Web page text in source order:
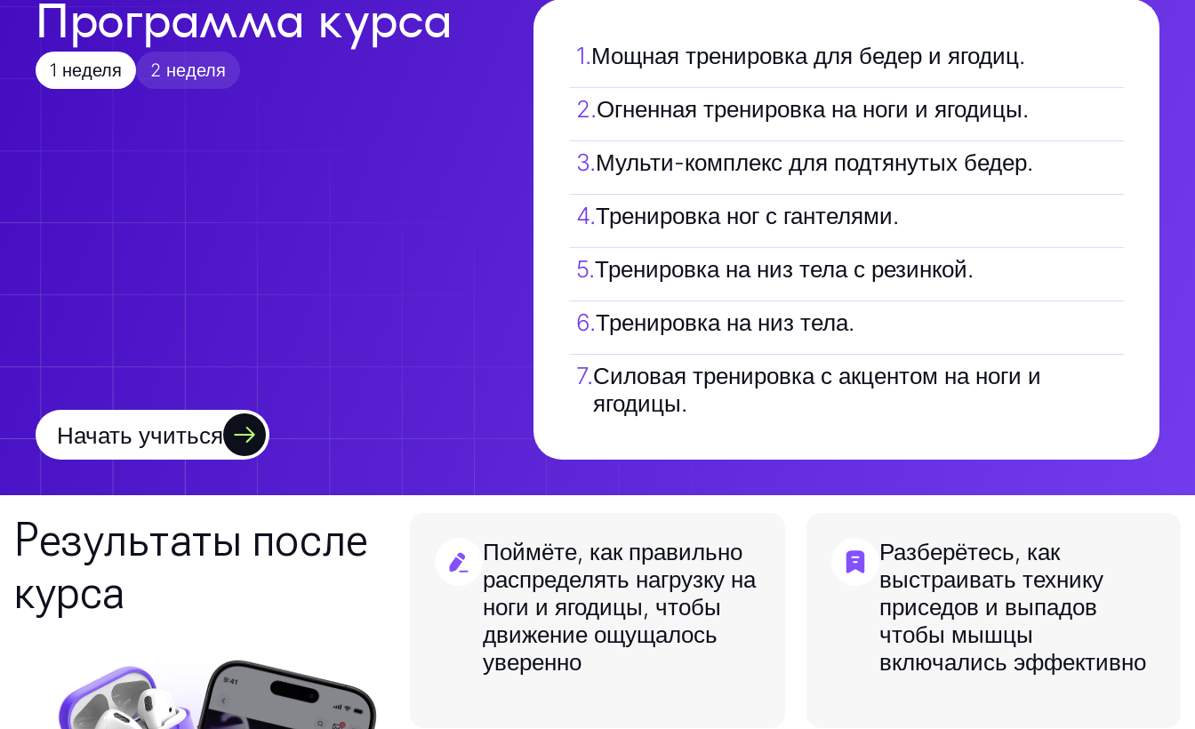
Программа курса
1 неделя 2 неделя
Начать учиться
1.Мощная тренировка для бедер и ягодиц.
2.Огненная тренировка на ноги и ягодицы.
3.Мульти-комплекс для подтянутых бедер.
4.Тренировка ног с гантелями.
5.Тренировка на низ тела с резинкой.
6.Тренировка на низ тела.
7.Силовая тренировка с акцентом на ноги и
ягодицы.
Результаты после
курса
Поймёте, как правильно
распределять нагрузку на
ноги и ягодицы, чтобы
движение ощущалось
уверенно
Разберётесь, как
выстраивать технику
приседов и выпадов
чтобы мышцы
включались эффективно